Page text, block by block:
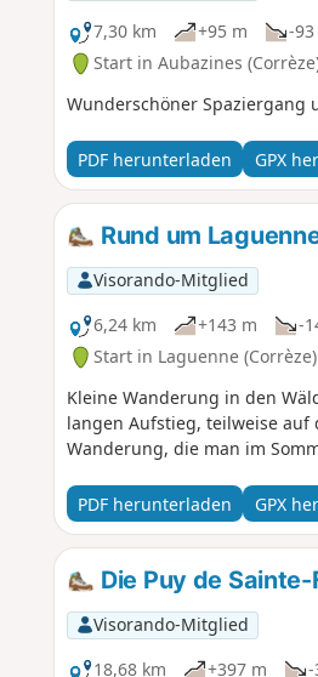
7,30 km
+95 m -
Start in Aubazines
Wunderschöner Spaziergang
PDF herunterladen GPX
Rund um
Visorando-Mitglied
6,24 km
+143 m -
Start in Laguenne (Corrèze)
Kleine Wanderung in den
langen Aufstieg, teilweise auf
Wanderung, die man im
PDF herunterladen GPX
Die Puy de
Visorando-Mitglied
18,68 km
+397 m -